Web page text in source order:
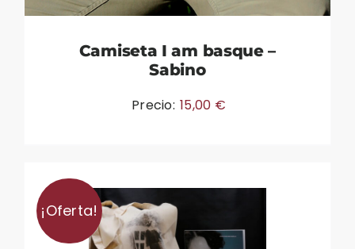
Camiseta I am basque –
Sabino
Precio: 15,00 €
¡Oferta!